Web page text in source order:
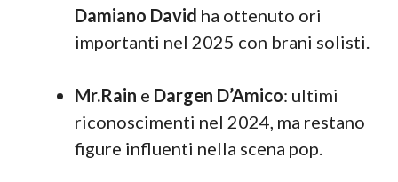
Damiano David ha ottenuto ori
importanti nel 2025 con brani solisti.
Mr.Rain e Dargen D’Amico: ultimi
riconoscimenti nel 2024, ma restano
figure influenti nella scena pop.